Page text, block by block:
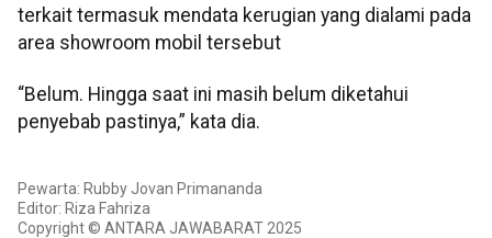
terkait termasuk mendata kerugian yang dialami pada
area showroom mobil tersebut
“Belum. Hingga saat ini masih belum diketahui
penyebab pastinya,” kata dia.
Pewarta: Rubby Jovan Primananda
Editor: Riza Fahriza
Copyright © ANTARA JAWABARAT 2025